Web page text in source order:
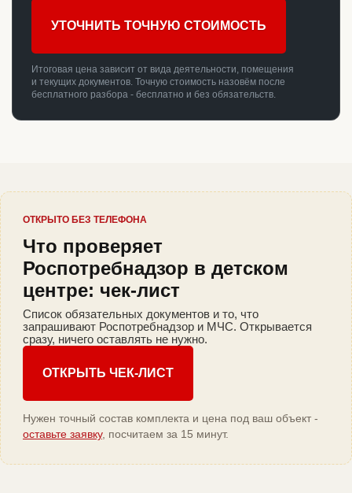
УТОЧНИТЬ ТОЧНУЮ СТОИМОСТЬ
Итоговая цена зависит от вида деятельности, помещения
и текущих документов. Точную стоимость назовём после
бесплатного разбора - бесплатно и без обязательств.
ОТКРЫТО БЕЗ ТЕЛЕФОНА
Что проверяет
Роспотребнадзор в детском
центре: чек-лист
Список обязательных документов и то, что
запрашивают Роспотребнадзор и МЧС. Открывается
сразу, ничего оставлять не нужно.
ОТКРЫТЬ ЧЕК-ЛИСТ
Нужен точный состав комплекта и цена под ваш объект -
оставьте заявку, посчитаем за 15 минут.